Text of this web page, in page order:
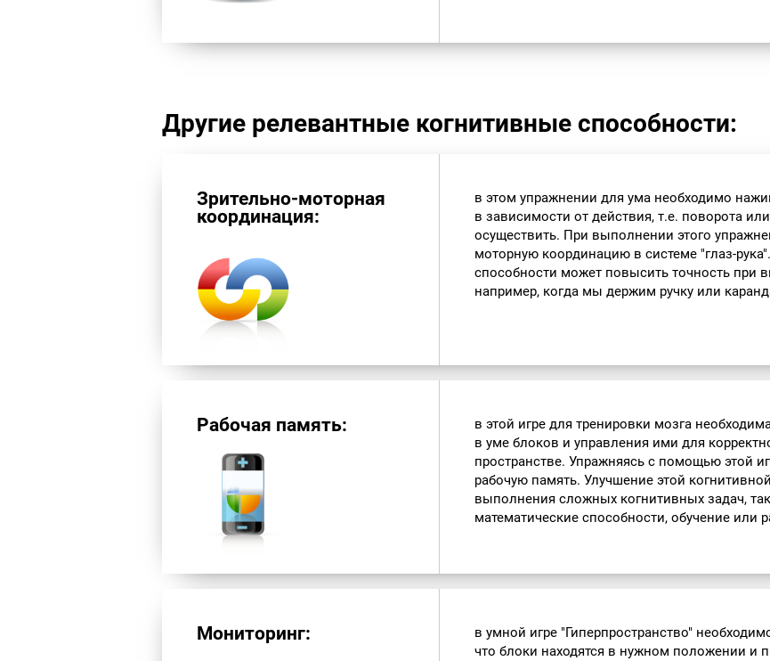
Другие релевантные когнитивные способности:
Зрительно-моторная
координация:
в этом упражнении для ума необходимо
в зависимости от действия, т.е. поворота
осуществить. При выполнении этого
моторную координацию в системе "глаз-
способности может повысить точность при
например, когда мы держим ручку или
Рабочая память:
в этой игре для тренировки мозга
в уме блоков и управления ими для
пространстве. Упражняясь с помощью этой
рабочую память. Улучшение этой
выполнения сложных когнитивных задач,
математические способности, обучение или
Мониторинг:
в умной игре "Гиперпространство"
что блоки находятся в нужном положении и